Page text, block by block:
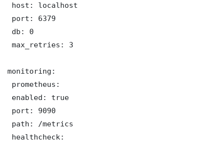
host: localhost
port: 6379
db: 0
max_retries: 3
monitoring:
prometheus:
enabled: true
port: 9090
path: /metrics
healthcheck: